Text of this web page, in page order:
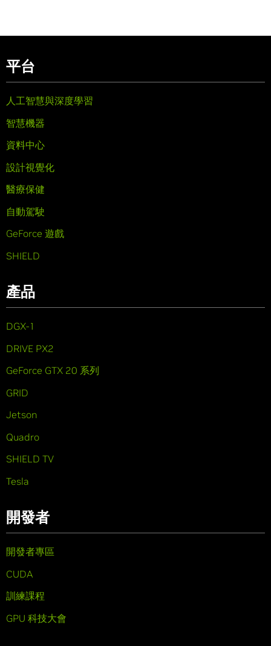
平台
人工智慧與深度學習
智慧機器
資料中心
設計視覺化
醫療保健
自動駕駛
GeForce 遊戲
SHIELD
產品
DGX-1
DRIVE PX2
GeForce GTX 20 系列
GRID
Jetson
Quadro
SHIELD TV
Tesla
開發者
開發者專區
CUDA
訓練課程
GPU 科技大會